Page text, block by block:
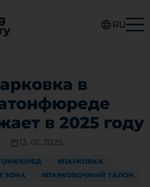
RU
в
в 2025 году
13. 01. 2025.
#ПАРКОВКА
ЗОНА
#ПАРКОВОЧНЫЙ ТАЛОН